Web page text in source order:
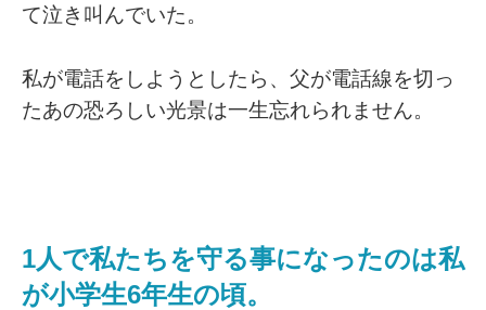
て泣き叫んでいた。
私が電話をしようとしたら、父が電話線を切っ
たあの恐ろしい光景は一生忘れられません。
1人で私たちを守る事になったのは私
が小学生6年生の頃。